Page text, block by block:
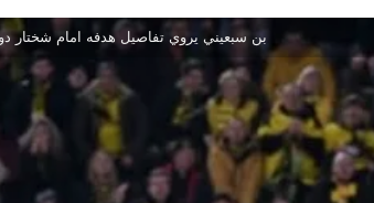
بن سبعيني يروي تفاصيل هدفه امام شختار